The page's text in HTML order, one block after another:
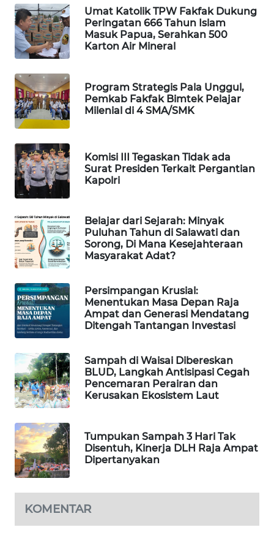
Umat Katolik TPW Fakfak Dukung
Peringatan 666 Tahun Islam
Masuk Papua, Serahkan 500
Karton Air Mineral
Program Strategis Pala Unggul,
Pemkab Fakfak Bimtek Pelajar
Milenial di 4 SMA/SMK
Komisi III Tegaskan Tidak ada
Surat Presiden Terkait Pergantian
Kapolri
Belajar dari Sejarah: Minyak
Puluhan Tahun di Salawati dan
Sorong, Di Mana Kesejahteraan
Masyarakat Adat?
Persimpangan Krusial:
Menentukan Masa Depan Raja
Ampat dan Generasi Mendatang
Ditengah Tantangan Investasi
Sampah di Waisai Dibereskan
BLUD, Langkah Antisipasi Cegah
Pencemaran Perairan dan
Kerusakan Ekosistem Laut
Tumpukan Sampah 3 Hari Tak
Disentuh, Kinerja DLH Raja Ampat
Dipertanyakan
KOMENTAR
MAWAKA
ID
MARTABAT
NET
PLN
MKLI
LPKKI
LKKI
KOPEKLIN
PORTAL
KONSUMEN
FORWAMKI
ALPERKLINAS
FORJASIDA
TAMBANG
NEWS